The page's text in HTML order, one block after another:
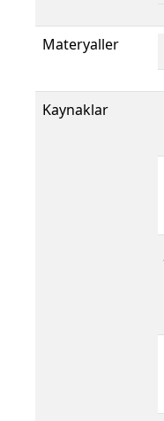
Materyaller
Kaynaklar